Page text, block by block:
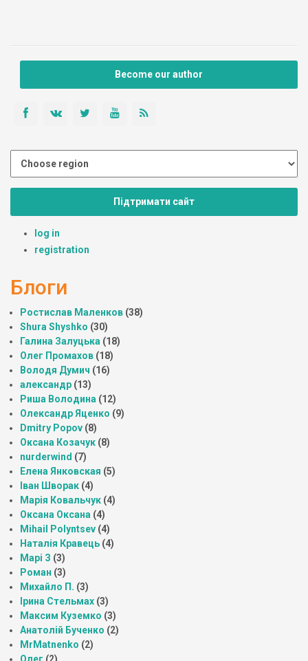
Become our author
Підтримати сайт
log in
registration
Блоги
Ростислав Маленков (38)
Shura Shyshko (30)
Галина Залуцька (18)
Олег Промахов (18)
Володя Думич (16)
александр (13)
Риша Володина (12)
Олександр Яценко (9)
Dmitry Popov (8)
Оксана Козачук (8)
nurderwind (7)
Елена Янковская (5)
Іван Шворак (4)
Марія Ковальчук (4)
Оксана Оксана (4)
Mihail Polyntsev (4)
Наталія Кравець (4)
Марі З (3)
Роман (3)
Михайло П. (3)
Ірина Стельмах (3)
Максим Куземко (3)
Анатолій Бученко (2)
MrMatnenko (2)